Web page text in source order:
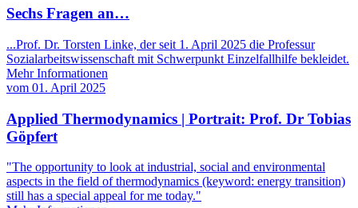
Sechs Fragen an…
...Prof. Dr. Torsten Linke, der seit 1. April 2025 die Professur
Sozialarbeitswissenschaft mit Schwerpunkt Einzelfallhilfe bekleidet.
Mehr Informationen
vom 01. April 2025
Applied Thermodynamics | Portrait: Prof. Dr Tobias
Göpfert
"The opportunity to look at industrial, social and environmental
aspects in the field of thermodynamics (keyword: energy transition)
still has a special appeal for me today."